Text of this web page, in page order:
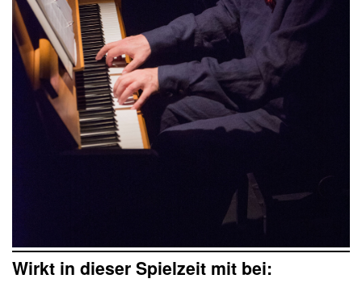
Wirkt in dieser Spielzeit mit bei: